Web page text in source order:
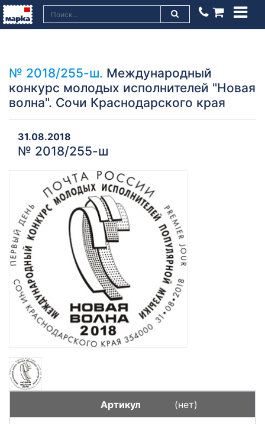
№ 2018/255-ш. Международный
конкурс молодых исполнителей "Новая
волна". Сочи Краснодарского края
31.08.2018
№ 2018/255-ш
(нет)